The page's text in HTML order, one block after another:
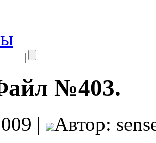
№403.
|
Автор: